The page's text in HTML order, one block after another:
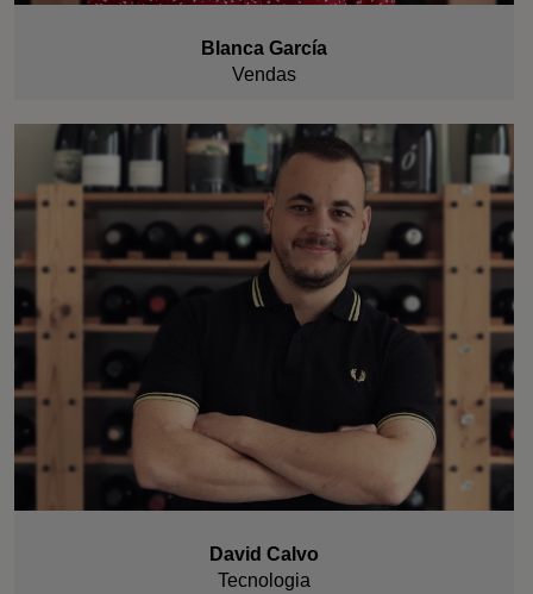
Blanca García
Vendas
David Calvo
Tecnologia